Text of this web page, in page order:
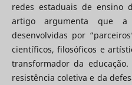
redes estaduais de ensino
artigo argumenta que a
desenvolvidas por
científicos, filosóficos e
transformador da
resistência coletiva e da